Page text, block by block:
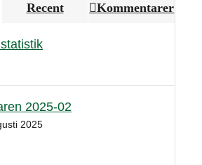
Recent Kommentarer
2025-02
2025